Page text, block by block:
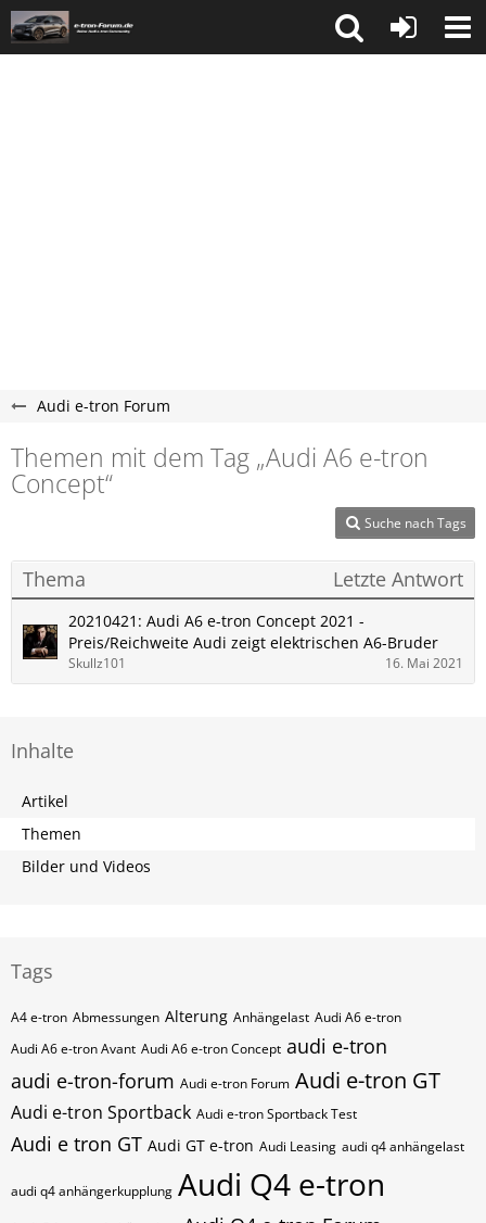
Audi e-tron Forum
Themen mit dem Tag „Audi A6 e-tron
Concept“
Suche nach Tags
Thema Letzte Antwort
20210421: Audi A6 e-tron Concept 2021 -
Preis/Reichweite Audi zeigt elektrischen A6-Bruder
Skullz101 16. Mai 2021
Inhalte
Artikel
Themen
Bilder und Videos
Tags
A4 e-tron Abmessungen Alterung Anhängelast Audi A6 e-tron
Audi A6 e-tron Avant Audi A6 e-tron Concept audi e-tron
audi e-tron-forum Audi e-tron Forum Audi e-tron GT
Audi e-tron Sportback Audi e-tron Sportback Test
Audi e tron GT Audi GT e-tron Audi Leasing audi q4 anhängelast
audi q4 anhängerkupplung Audi Q4 e-tron